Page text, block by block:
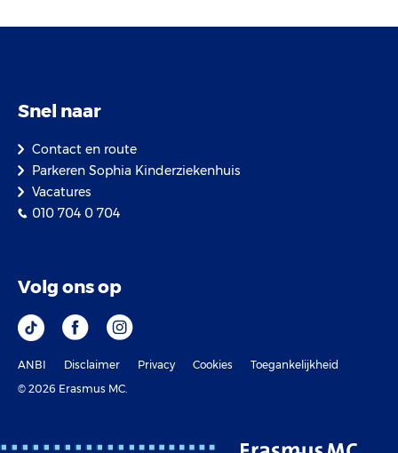
Snel naar
Contact en route
Parkeren Sophia Kinderziekenhuis
Vacatures
010 704 0 704
Volg ons op
ANBI Disclaimer Privacy Cookies
Toegankelijkheid
© 2026 Erasmus MC.